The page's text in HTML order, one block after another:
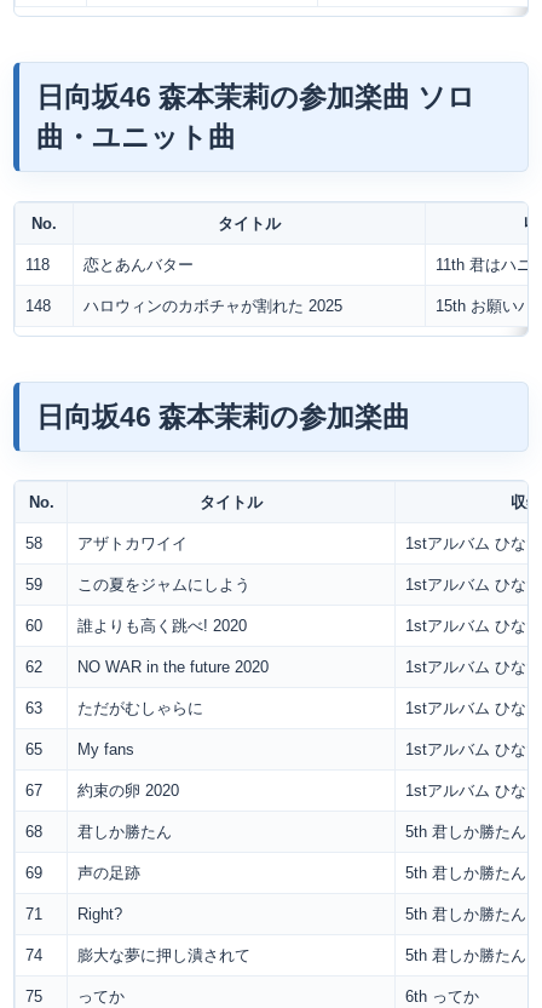
日向坂46 森本茉莉の参加楽曲 ソロ
曲・ユニット曲
No. タイトル
118 恋とあんバター 11th 君はハニ
148 ハロウィンのカボチャが割れた 2025 15th お願いバ
日向坂46 森本茉莉の参加楽曲
No. タイトル 収録
58 アザトカワイイ 1stアルバム ひな
59 この夏をジャムにしよう 1stアルバム ひな
60 誰よりも高く跳べ! 2020 1stアルバム ひな
62 NO WAR in the future 2020 1stアルバム ひな
63 ただがむしゃらに 1stアルバム ひな
65 My fans 1stアルバム ひな
67 約束の卵 2020 1stアルバム ひな
68 君しか勝たん 5th 君しか勝たん
69 声の足跡 5th 君しか勝たん
71 Right? 5th 君しか勝たん
74 膨大な夢に押し潰されて 5th 君しか勝たん
75 ってか 6th ってか